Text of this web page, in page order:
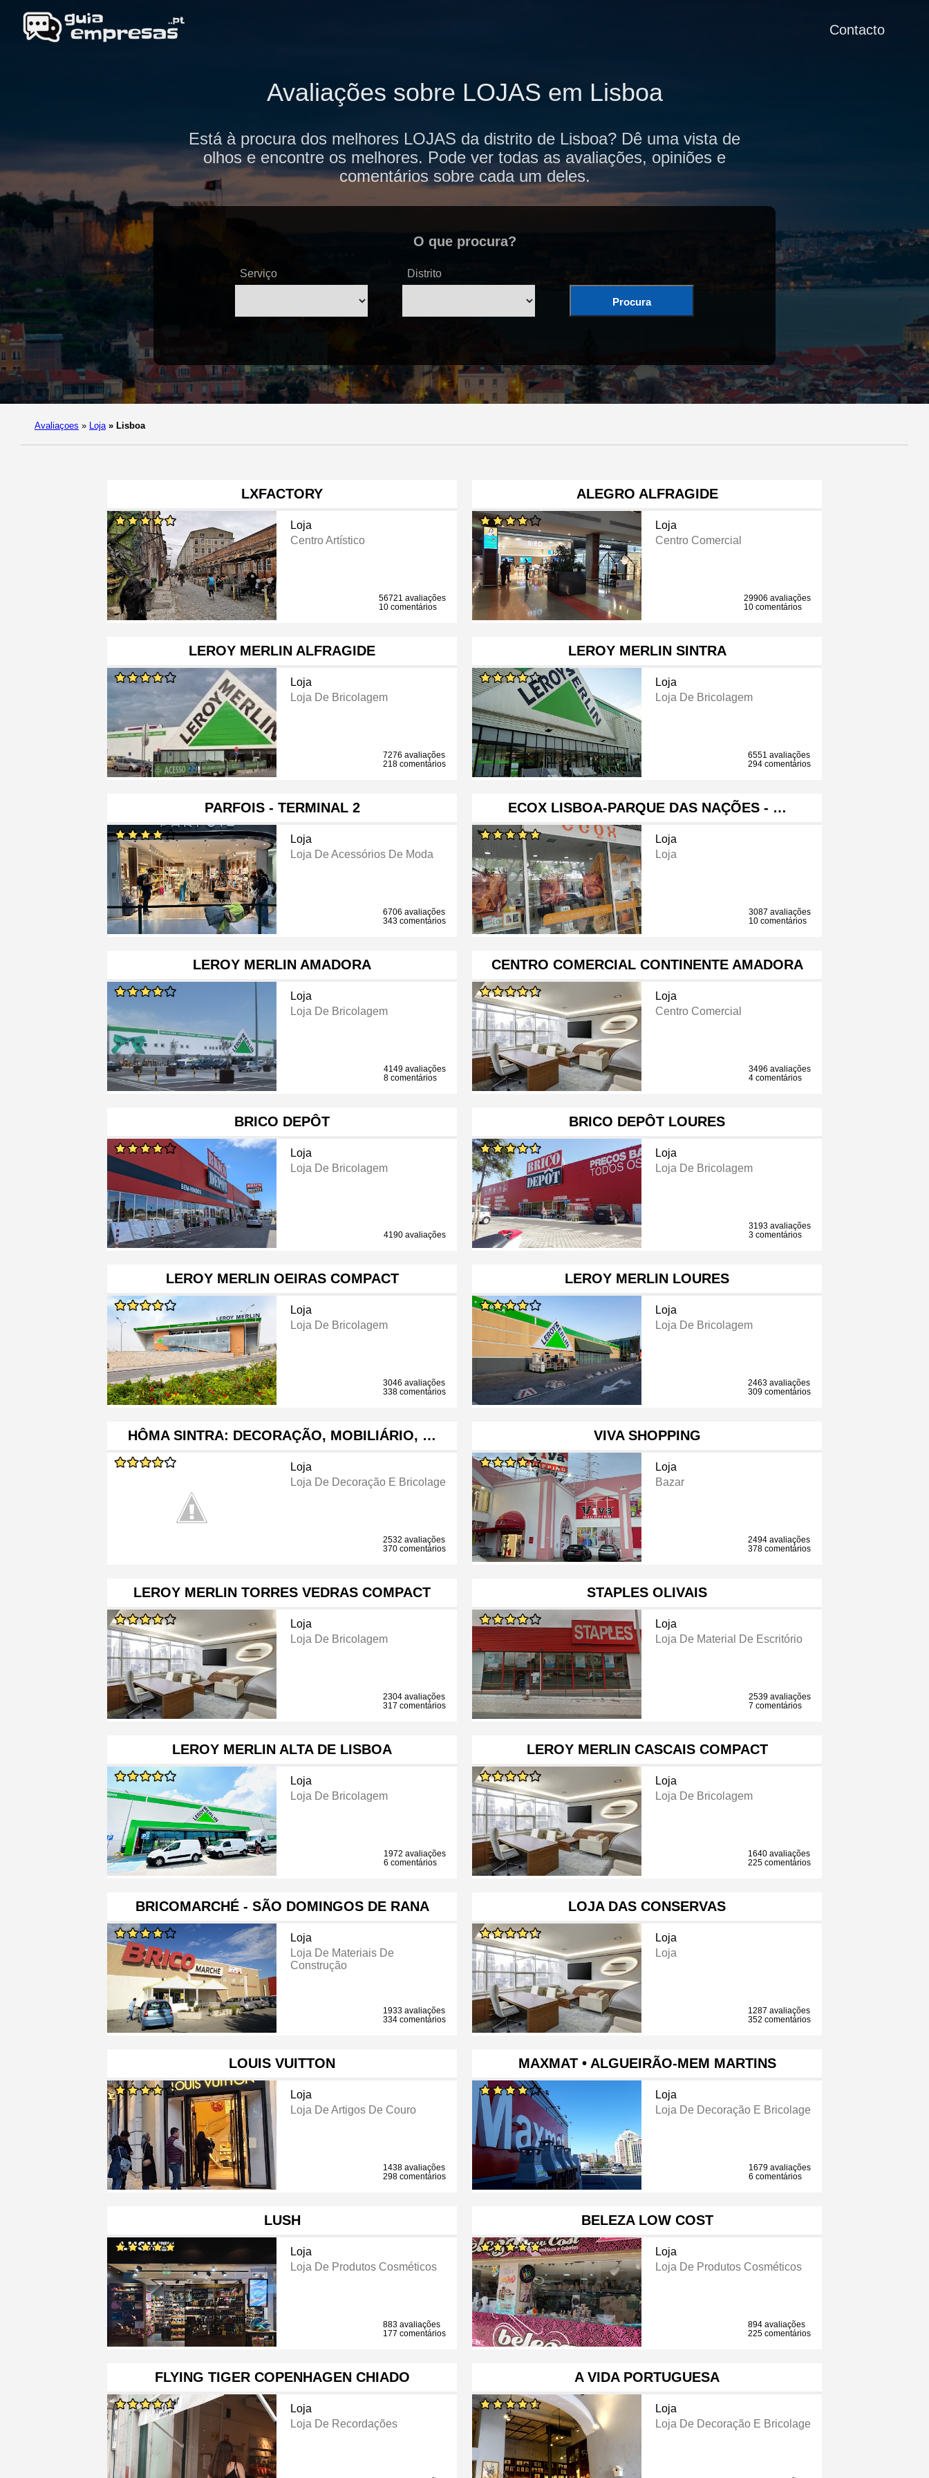
Contacto
Avaliações sobre LOJAS em Lisboa
Está à procura dos melhores LOJAS da distrito de Lisboa? Dê uma vista de
olhos e encontre os melhores. Pode ver todas as avaliações, opiniões e
comentários sobre cada um deles.
O que procura?
Serviço Distrito
Procura
Avaliaçoes » Loja » Lisboa
LXFACTORY
Loja
Centro Artístico
56721 avaliações
10 comentários
ALEGRO ALFRAGIDE
Loja
Centro Comercial
29906 avaliações
10 comentários
LEROY MERLIN ALFRAGIDE
Loja
Loja De Bricolagem
7276 avaliações
218 comentários
LEROY MERLIN SINTRA
Loja
Loja De Bricolagem
6551 avaliações
294 comentários
PARFOIS - TERMINAL 2
Loja
Loja De Acessórios De Moda
6706 avaliações
343 comentários
ECOX LISBOA-PARQUE DAS NAÇÕES - …
Loja
Loja
3087 avaliações
10 comentários
LEROY MERLIN AMADORA
Loja
Loja De Bricolagem
4149 avaliações
8 comentários
CENTRO COMERCIAL CONTINENTE AMADORA
Loja
Centro Comercial
3496 avaliações
4 comentários
BRICO DEPÔT
Loja
Loja De Bricolagem
4190 avaliações
BRICO DEPÔT LOURES
Loja
Loja De Bricolagem
3193 avaliações
3 comentários
LEROY MERLIN OEIRAS COMPACT
Loja
Loja De Bricolagem
3046 avaliações
338 comentários
LEROY MERLIN LOURES
Loja
Loja De Bricolagem
2463 avaliações
309 comentários
HÔMA SINTRA: DECORAÇÃO, MOBILIÁRIO, …
Loja
Loja De Decoração E Bricolage
2532 avaliações
370 comentários
VIVA SHOPPING
Loja
Bazar
2494 avaliações
378 comentários
LEROY MERLIN TORRES VEDRAS COMPACT
Loja
Loja De Bricolagem
2304 avaliações
317 comentários
STAPLES OLIVAIS
Loja
Loja De Material De Escritório
2539 avaliações
7 comentários
LEROY MERLIN ALTA DE LISBOA
Loja
Loja De Bricolagem
1972 avaliações
6 comentários
LEROY MERLIN CASCAIS COMPACT
Loja
Loja De Bricolagem
1640 avaliações
225 comentários
BRICOMARCHÉ - SÃO DOMINGOS DE RANA
Loja
Loja De Materiais De
Construção
1933 avaliações
334 comentários
LOJA DAS CONSERVAS
Loja
Loja
1287 avaliações
352 comentários
LOUIS VUITTON
Loja
Loja De Artigos De Couro
1438 avaliações
298 comentários
MAXMAT • ALGUEIRÃO-MEM MARTINS
Loja
Loja De Decoração E Bricolage
1679 avaliações
6 comentários
LUSH
Loja
Loja De Produtos Cosméticos
883 avaliações
177 comentários
BELEZA LOW COST
Loja
Loja De Produtos Cosméticos
894 avaliações
225 comentários
FLYING TIGER COPENHAGEN CHIADO
Loja
Loja De Recordações
A VIDA PORTUGUESA
Loja
Loja De Decoração E Bricolage